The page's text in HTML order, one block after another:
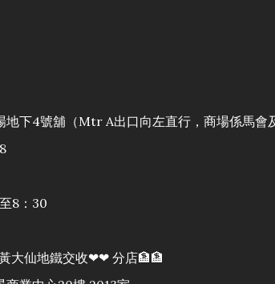
地下4號舖（Mtr A出口向左直行，商場係馬會
8：30
大仙地鐵交收❤❤ 分店🏦🏦